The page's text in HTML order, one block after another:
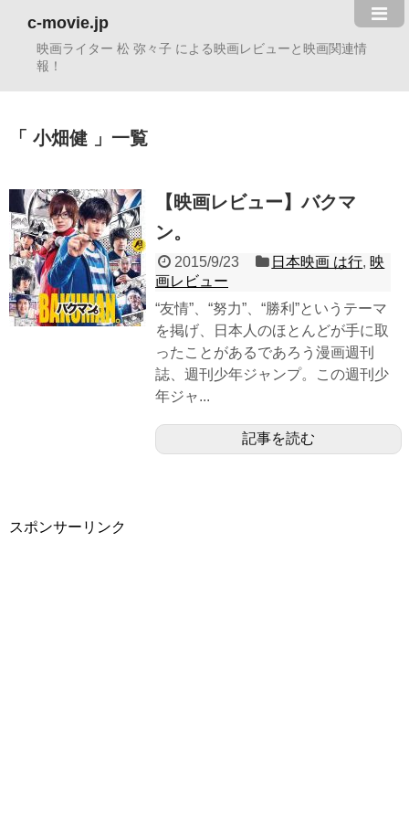
c-movie.jp
映画ライター 松 弥々子 による映画レビューと映画関連情
報！
小畑健 一覧
【映画レビュー】バクマ
ン。
2015/9/23 日本映画 は行, 映
画レビュー
“友情”、“努力”、“勝利”というテーマ
を掲げ、日本人のほとんどが手に取
ったことがあるであろう漫画週刊
誌、週刊少年ジャンプ。この週刊少
年ジャ...
記事を読む
スポンサーリンク